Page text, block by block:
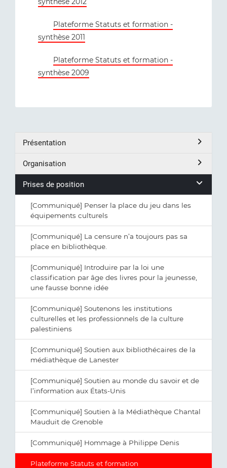
Plateforme Statuts et formation -
synthèse 2011
Plateforme Statuts et formation -
synthèse 2009
Présentation
Organisation
Prises de position
[Communiqué] Penser la place du jeu dans les
équipements culturels
[Communiqué] La censure n’a toujours pas sa
place en bibliothèque.
[Communiqué] Introduire par la loi une
classification par âge des livres pour la jeunesse,
une fausse bonne idée
[Communiqué] Soutenons les institutions
culturelles et les professionnels de la culture
palestiniens
[Communiqué] Soutien aux bibliothécaires de la
médiathèque de Lanester
[Communiqué] Soutien au monde du savoir et de
l’information aux États-Unis
[Communiqué] Soutien à la Médiathèque Chantal
Mauduit de Grenoble
[Communiqué] Hommage à Philippe Denis
Plateforme Statuts et formation